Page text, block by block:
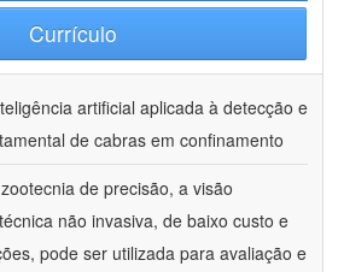
Currículo
artificial aplicada à detecção e
de cabras em confinamento
de precisão, a visão
não invasiva, de baixo custo e
pode ser utilizada para avaliação e